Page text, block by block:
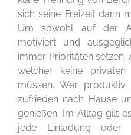
sich seine Freizeit dann
Um sowohl auf der
motiviert und
immer Prioritäten setzen.
welcher keine
müssen. Wer
zufrieden nach Hause
genießen. Im Alltag gilt
jede Einladung oder